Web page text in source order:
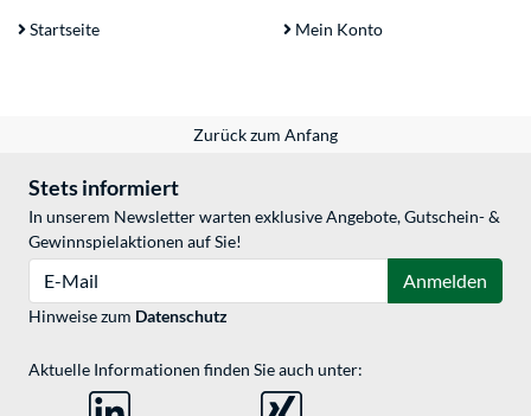
Startseite Mein Konto
Zurück zum Anfang
Stets informiert
In unserem Newsletter warten exklusive Angebote, Gutschein- &
Gewinnspielaktionen auf Sie!
Anmelden
Hinweise zum Datenschutz
Aktuelle Informationen finden Sie auch unter: